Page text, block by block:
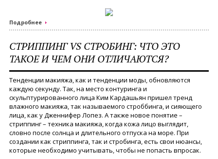
Подробнее
СТРИППИНГ VS СТРОБИНГ: ЧТО ЭТО
ТАКОЕ И ЧЕМ ОНИ ОТЛИЧАЮТСЯ?
Тенденции макияжа, как и тенденции моды, обновляются
каждую секунду. Так, на место контуринга и
скульптурированного лица Ким Кардашьян пришел тренд
влажного макияжа, так называемого строббинга, и сияющего
лица, как у Дженнифер Лопез. А также новое понятие –
стриппинг – техника макияжа, когда кожа лицо выглядит,
словно после солнца и длительного отпуска на море. При
создании как стриппинга, так и стробинга, есть свои нюансы,
которые необходимо учитывать, чтобы не попасть впросак.